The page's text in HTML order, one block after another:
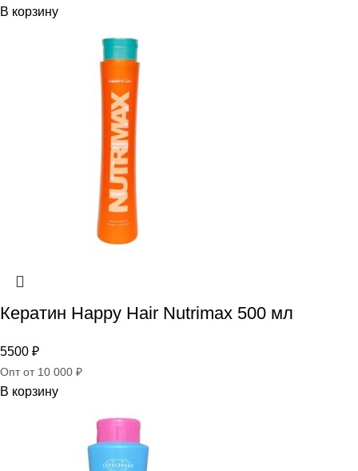
В корзину
Кератин Happy Hair Nutrimax 500 мл
5500 ₽
Опт от 10 000 ₽
В корзину